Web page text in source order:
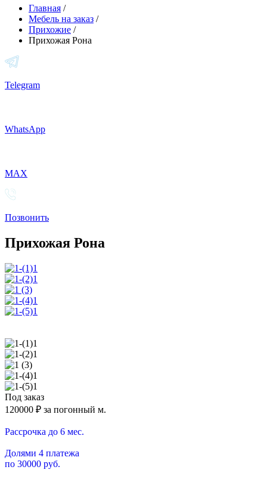
Главная /
Мебель на заказ /
Прихожие /
Прихожая Рона
Telegram
WhatsApp
MAX
Позвонить
Прихожая Рона
Под заказ
120000 ₽ за погонный м.
Рассрочка до 6 мес.
Долями 4 платежа
по 30000 руб.